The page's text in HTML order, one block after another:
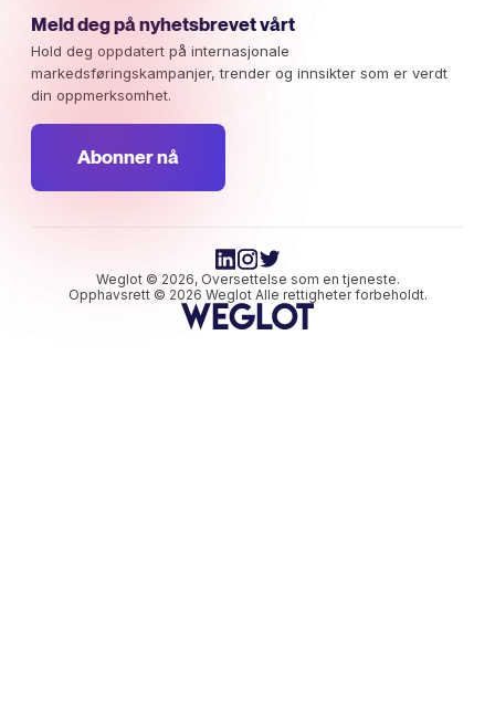
Meld deg på nyhetsbrevet vårt
Hold deg oppdatert på internasjonale
markedsføringskampanjer, trender og innsikter som er verdt
din oppmerksomhet.
Abonner nå
Weglot © 2026, Oversettelse som en tjeneste.
Opphavsrett © 2026 Weglot Alle rettigheter forbeholdt.